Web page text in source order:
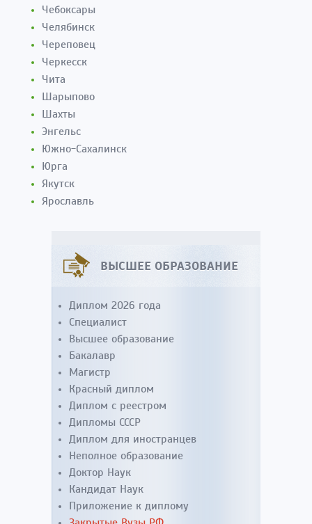
Чебоксары
Челябинск
Череповец
Черкесск
Чита
Шарыпово
Шахты
Энгельс
Южно-Сахалинск
Юрга
Якутск
Ярославль
ВЫСШЕЕ ОБРАЗОВАНИЕ
Диплом 2026 года
Специалист
Высшее образование
Бакалавр
Магистр
Красный диплом
Диплом с реестром
Дипломы СССР
Диплом для иностранцев
Неполное образование
Доктор Наук
Кандидат Наук
Приложение к диплому